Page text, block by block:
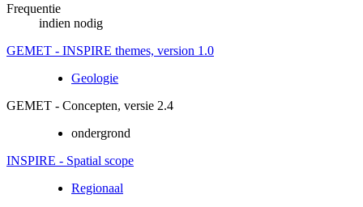
Frequentie
indien nodig
GEMET - INSPIRE themes, version 1.0
Geologie
GEMET - Concepten, versie 2.4
ondergrond
INSPIRE - Spatial scope
Regionaal